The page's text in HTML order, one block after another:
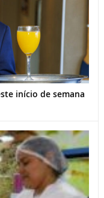
início de semana